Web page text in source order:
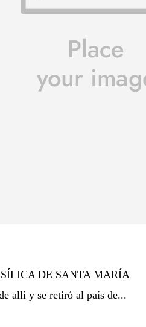
DE SANTA MARÍA
allí y se retiró al país de...